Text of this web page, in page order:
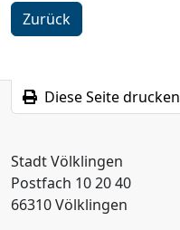
Zurück
Diese Seite drucken
Stadt Völklingen
Postfach 10 20 40
66310 Völklingen